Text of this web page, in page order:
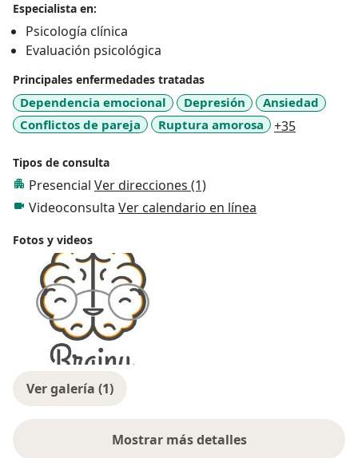
Especialista en:
Psicología clínica
Evaluación psicológica
Principales enfermedades tratadas
Dependencia emocional Depresión
Ansiedad
Conflictos de pareja
Ruptura amorosa +35
Tipos de consulta
Presencial Ver direcciones (1)
Videoconsulta Ver calendario en línea
Fotos y videos
Ver galería (1)
Mostrar más detalles
sobre la experiencia